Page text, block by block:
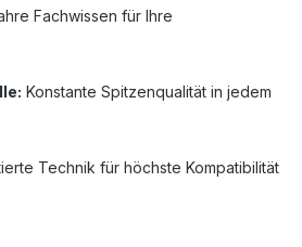
Fachwissen für Ihre
Konstante Spitzenqualität in jedem
Technik für höchste Kompatibilität